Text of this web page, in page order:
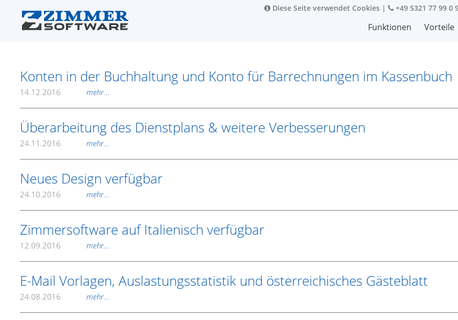
Diese Seite verwendet Cookies | +49 5321 77 99 0
Funktionen Vorteile
Konten in der Buchhaltung und Konto für Barrechnungen im Kassenbuch
14.12.2016 mehr...
Überarbeitung des Dienstplans & weitere Verbesserungen
24.11.2016 mehr...
Neues Design verfügbar
24.10.2016 mehr...
Zimmersoftware auf Italienisch verfügbar
12.09.2016 mehr...
E-Mail Vorlagen, Auslastungsstatistik und österreichisches Gästeblatt
24.08.2016 mehr...